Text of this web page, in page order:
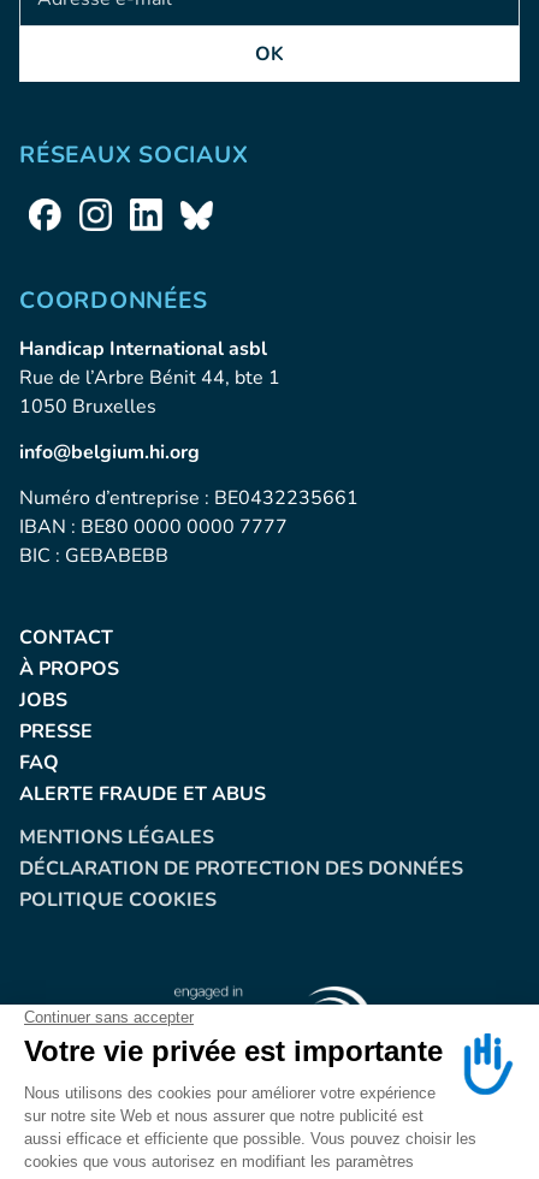
OK
RÉSEAUX SOCIAUX
COORDONNÉES
Handicap International asbl
Rue de l’Arbre Bénit 44, bte 1
1050 Bruxelles
info@belgium.hi.org
Numéro d’entreprise : BE0432235661
IBAN : BE80 0000 0000 7777
BIC : GEBABEBB
CONTACT
À PROPOS
JOBS
PRESSE
FAQ
ALERTE FRAUDE ET ABUS
MENTIONS LÉGALES
DÉCLARATION DE PROTECTION DES DONNÉES
POLITIQUE COOKIES